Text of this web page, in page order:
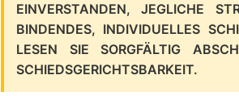
EINVERSTANDEN, JEGLICHE
BINDENDES, INDIVIDUELLES
LESEN SIE SORGFÄLTIG
SCHIEDSGERICHTSBARKEIT.